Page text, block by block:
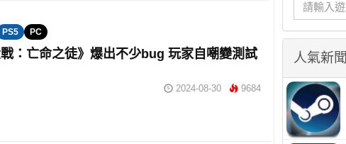
PS5 PC
：亡命之徒》爆出不少bug 玩家自嘲變測試
2024-08-30 9684
人氣新聞